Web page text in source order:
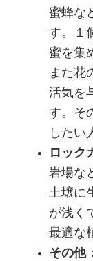
蜜蜂な
す。１
蜜を集
また花
活気を
す。そ
したい
ロック
岩場な
土壌に
が浅く
最適な
その他